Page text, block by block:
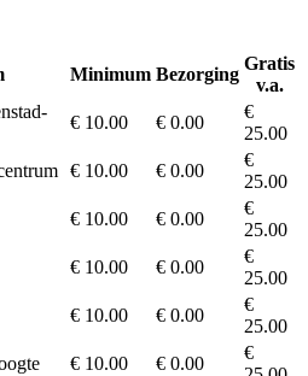
Minimum Bezorging
Gratis
v.a.
€ 10.00 € 0.00
€
25.00
€ 10.00 € 0.00
€
25.00
€ 10.00 € 0.00
€
25.00
€ 10.00 € 0.00
€
25.00
€ 10.00 € 0.00
€
25.00
€ 10.00 € 0.00
€